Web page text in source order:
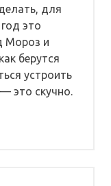
для
это
Мороз и
берутся
устроить
это скучно.